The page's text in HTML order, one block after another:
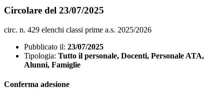
Circolare del 23/07/2025
circ. n. 429 elenchi classi prime a.s. 2025/2026
Pubblicato il: 23/07/2025
Tipologia: Tutto il personale, Docenti, Personale ATA,
Alunni, Famiglie
Conferma adesione